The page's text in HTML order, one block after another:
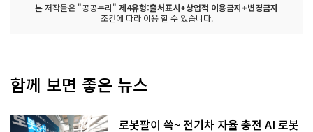
본 저작물은 "공공누리" 제4유형:출처표시+상업적 이용금지+변경금지
조건에 따라 이용 할 수 있습니다.
함께 보면 좋은 뉴스
로봇팔이 쓱~ 전기차 자율 충전 AI 로봇